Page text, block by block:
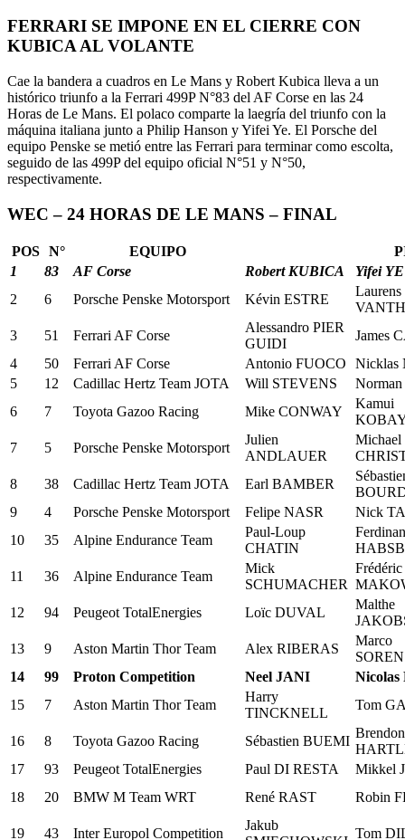
FERRARI SE IMPONE EN EL CIERRE CON
KUBICA AL VOLANTE
Cae la bandera a cuadros en Le Mans y Robert Kubica lleva a un
histórico triunfo a la Ferrari 499P N°83 del AF Corse en las 24
Horas de Le Mans. El polaco comparte la laegría del triunfo con la
máquina italiana junto a Philip Hanson y Yifei Ye. El Porsche del
equipo Penske se metió entre las Ferrari para terminar como escolta,
seguido de las 499P del equipo oficial N°51 y N°50,
respectivamente.
WEC – 24 HORAS DE LE MANS – FINAL
POS N° EQUIPO
1
83 AF Corse Robert KUBICA
Yifei YE
2
6 Porsche Penske Motorsport Kévin ESTRE
Laurens
3
51 Ferrari AF Corse
Alessandro PIER
GUIDI
James
4
50 Ferrari AF Corse Antonio FUOCO
Nicklas
5
12 Cadillac Hertz Team JOTA Will STEVENS
6
7 Toyota Gazoo Racing Mike CONWAY
Kamui
7
5 Porsche Penske Motorsport
Julien
ANDLAUER
Michael
8
38 Cadillac Hertz Team JOTA Earl BAMBER
9
4 Porsche Penske Motorsport Felipe NASR
Nick
10
35 Alpine Endurance Team
Paul-Loup
CHATIN
11
36 Alpine Endurance Team
Mick
SCHUMACHER
Frédéric
12
94 Peugeot TotalEnergies Loïc DUVAL
Malthe
13
9 Aston Martin Thor Team Alex RIBERAS
Marco
14
99 Proton Competition Neel JANI
Nicolas
15
7 Aston Martin Thor Team
Harry
TINCKNELL
Tom
16 8 Toyota Gazoo Racing Sébastien BUEMI
Brendon
17
93 Peugeot TotalEnergies Paul DI RESTA
Mikkel
18
20 BMW M Team WRT René RAST Robin
19 43 Inter Europol Competition
Jakub
Tom